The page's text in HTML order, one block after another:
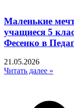
Маленькие
учащиеся 5
Фесенко в
21.05.2026
Читать далее »